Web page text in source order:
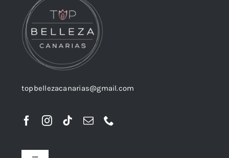
topbellezacanarias@gmail.com